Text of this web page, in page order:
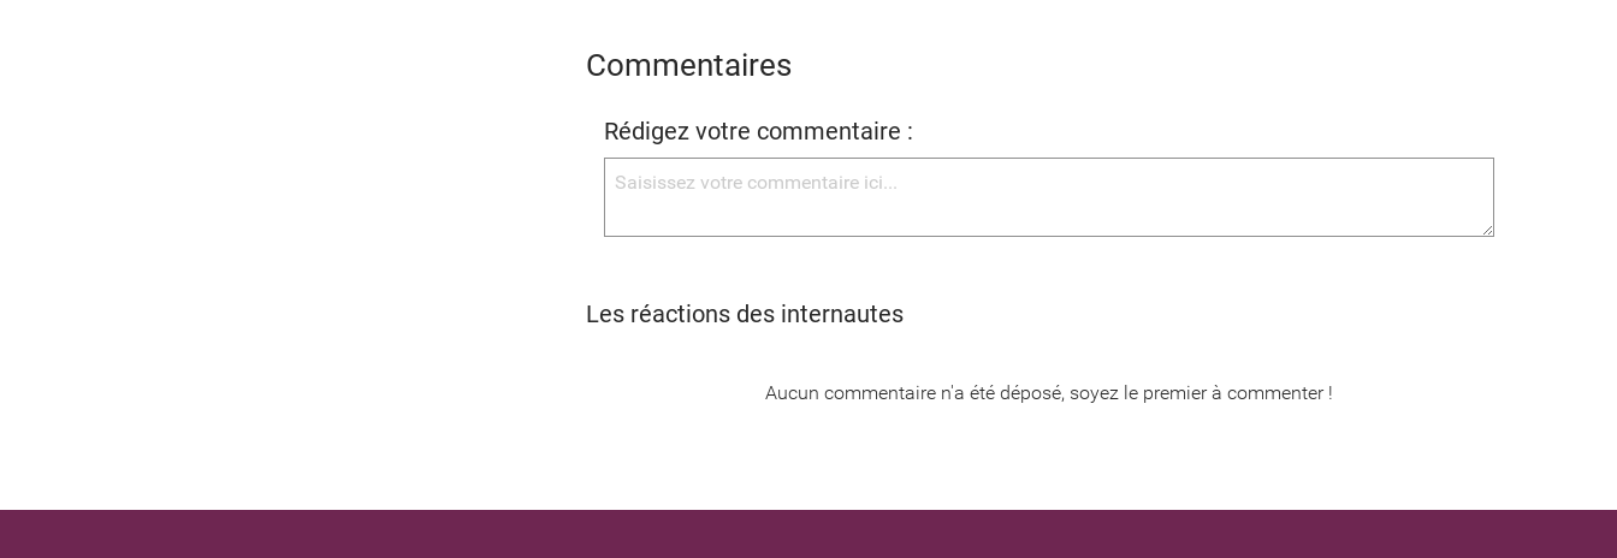
Commentaires
Rédigez votre commentaire :
Les réactions des internautes
Aucun commentaire n'a été déposé, soyez le premier à commenter !